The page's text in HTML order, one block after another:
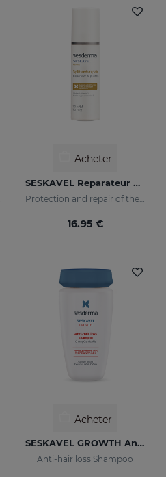
Acheter
SESKAVEL Reparateur Capillaire
Protection and repair of the stem and split ends which regain their natural look.
16.95 €
Acheter
SESKAVEL GROWTH Anti-Hair Loss Shampoo
Anti-hair loss Shampoo